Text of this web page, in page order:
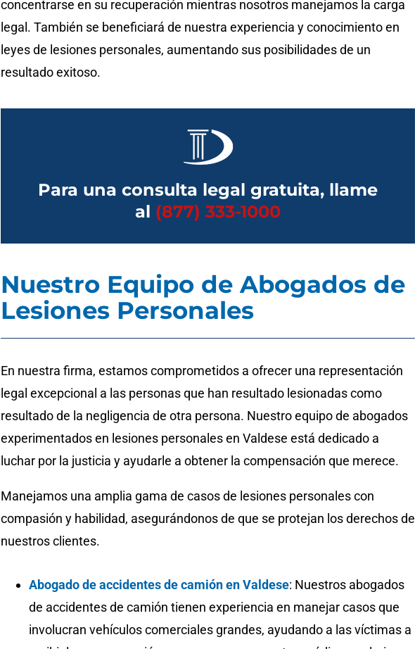
concentrarse en su recuperación mientras nosotros manejamos la carga
legal. También se beneficiará de nuestra experiencia y conocimiento en
leyes de lesiones personales, aumentando sus posibilidades de un
resultado exitoso.
Para una consulta legal gratuita, llame
al (877) 333-1000
Nuestro Equipo de Abogados de
Lesiones Personales
En nuestra firma, estamos comprometidos a ofrecer una representación
legal excepcional a las personas que han resultado lesionadas como
resultado de la negligencia de otra persona. Nuestro equipo de abogados
experimentados en lesiones personales en Valdese está dedicado a
luchar por la justicia y ayudarle a obtener la compensación que merece.
Manejamos una amplia gama de casos de lesiones personales con
compasión y habilidad, asegurándonos de que se protejan los derechos de
nuestros clientes.
Abogado de accidentes de camión en Valdese: Nuestros abogados
de accidentes de camión tienen experiencia en manejar casos que
involucran vehículos comerciales grandes, ayudando a las víctimas a